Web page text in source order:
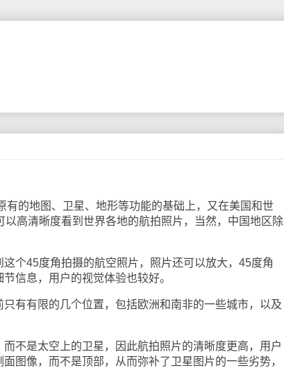
有的地图、卫星、地形等功能的基础上，又在美国和世
高清晰度看到世界各地的航拍照片，当然，中国地区除
45度角拍摄的航空照片，照片还可以放大，45度角
信息，用户的视觉体验也较好。
有限的几个位置，包括欧洲和南非的一些城市，以及
是太空上的卫星，因此航拍照片的清晰度更高，用户
图像，而不是顶部，从而弥补了卫星图片的一些劣势，